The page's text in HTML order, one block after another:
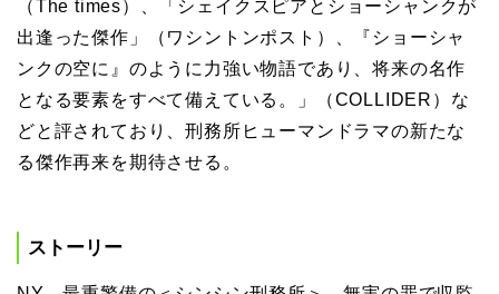
（The times）、「シェイクスピアとショーシャンクが
出逢った傑作」（ワシントンポスト）、『ショーシャ
ンクの空に』のように力強い物語であり、将来の名作
となる要素をすべて備えている。」（COLLIDER）な
どと評されており、刑務所ヒューマンドラマの新たな
る傑作再来を期待させる。
ストーリー